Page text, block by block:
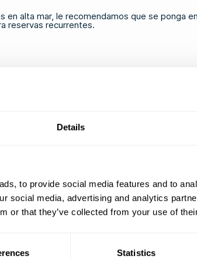
Details
to provide social media features and to
social media, advertising and analytics
or that they’ve collected from your use of
Statistics
en alta mar, le recomendamos que se ponga
reservas recurrentes.
años. Transcurrido ese plazo, los
Algunos certificados, especialmente los
específica.
trabajar en ella, lo que puede provocar
para los contratistas individuales como
te ofrece flexibilidad a la hora de organizar
, te permiten reservar tu
ti?
de centros de formación homologados por
cuente con la acreditación vigente de
operadores.